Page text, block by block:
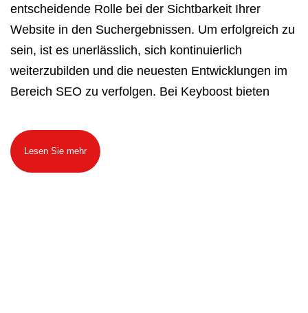
entscheidende Rolle bei der Sichtbarkeit Ihrer
Website in den Suchergebnissen. Um erfolgreich zu
sein, ist es unerlässlich, sich kontinuierlich
weiterzubilden und die neuesten Entwicklungen im
Bereich SEO zu verfolgen. Bei Keyboost bieten
Lesen Sie mehr